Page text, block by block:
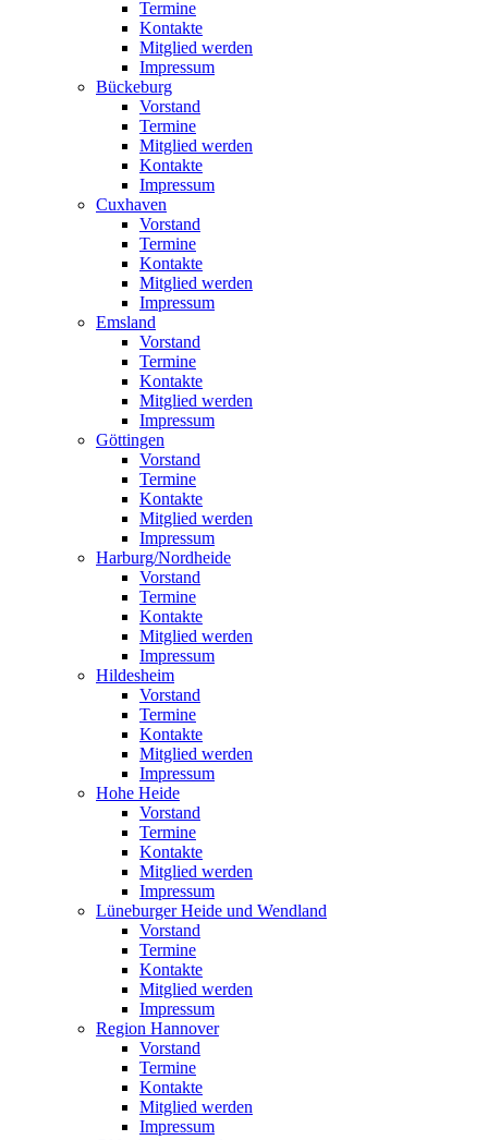
Termine
Kontakte
Mitglied werden
Impressum
Bückeburg
Vorstand
Termine
Mitglied werden
Kontakte
Impressum
Cuxhaven
Vorstand
Termine
Kontakte
Mitglied werden
Impressum
Emsland
Vorstand
Termine
Kontakte
Mitglied werden
Impressum
Göttingen
Vorstand
Termine
Kontakte
Mitglied werden
Impressum
Harburg/Nordheide
Vorstand
Termine
Kontakte
Mitglied werden
Impressum
Hildesheim
Vorstand
Termine
Kontakte
Mitglied werden
Impressum
Hohe Heide
Vorstand
Termine
Kontakte
Mitglied werden
Impressum
Lüneburger Heide und Wendland
Vorstand
Termine
Kontakte
Mitglied werden
Impressum
Region Hannover
Vorstand
Termine
Kontakte
Mitglied werden
Impressum